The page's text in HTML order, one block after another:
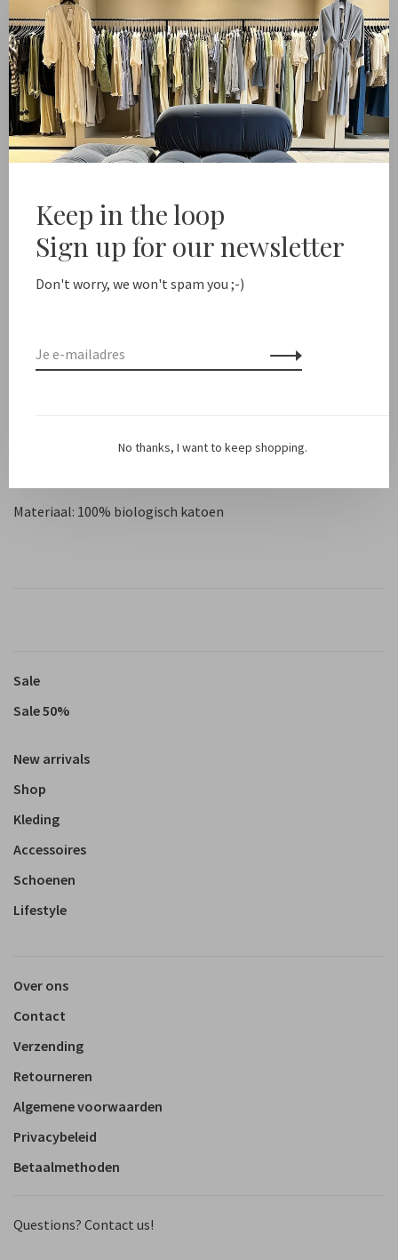
28-34
29-32 29-34 30-32
30-34
31-32
Aantal: -
Toevoegen aan winkelwagen
Beschrijving
Materiaal: 100% biologisch katoen
Sale
Sale 50%
New arrivals
Shop
Kleding
Accessoires
Schoenen
Lifestyle
Over ons
Contact
Verzending
Retourneren
Algemene voorwaarden
Privacybeleid
Betaalmethoden
Questions? Contact us!
Keep in the loop
Sign up for our newsletter
Don't worry, we won't spam you ;-)
No thanks, I want to keep shopping.